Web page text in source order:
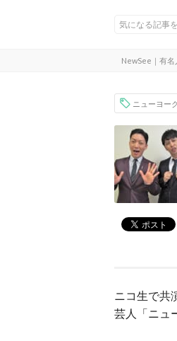
NewSee｜有名
ニューヨーク
ニコ生で共
芸人「ニュ